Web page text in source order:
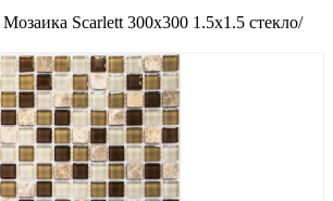
Мозаика Scarlett 300x300 1.5x1.5 стекло/